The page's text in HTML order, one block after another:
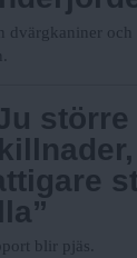
dvärgkaniner och
större
blir pjäs.